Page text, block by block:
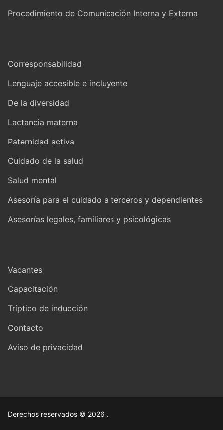
Procedimiento de Comunicación Interna y Externa
Corresponsabilidad
Lenguaje accesible e incluyente
De la diversidad
Lactancia materna
Paternidad activa
Cuidado de la salud
Salud mental
Asesoría para el cuidado a terceros y dependientes
Asesorías legales, familiares y psicológicas
Vacantes
Capacitación
Tríptico de inducción
Contacto
Aviso de privacidad
Derechos reservados © 2026 .